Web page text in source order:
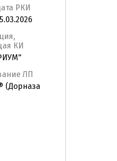
РКИ
КИ
ЛП
(Дорназа